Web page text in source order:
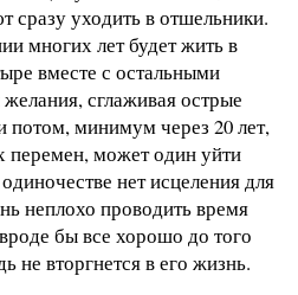
сразу уходить в отшельники.
многих лет будет жить в
вместе с остальными
сглаживая острые
потом, минимум через 20 лет,
перемен, может один уйти
нет исцеления для
неплохо проводить время
бы все хорошо до того
не вторгнется в его жизнь.